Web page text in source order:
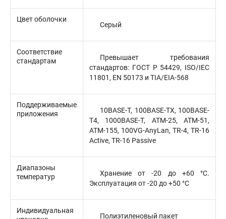
Цвет оболочки
Серый
Соответствие
стандартам
Превышает требования
стандартов: ГОСТ Р 54429, ISO/IEC
11801, EN 50173 и TIA/EIA-568
Поддерживаемые
приложения
10BASE-T, 100BASE-TX, 100BASE-
T4, 1000BASE-T, ATM-25, ATM-51,
ATM-155, 100VG-AnyLan, TR-4, TR-16
Active, TR-16 Passive
Диапазоны
температур
Хранение от -20 до +60 °C.
Эксплуатация от -20 до +50 °C
Индивидуальная
Полиэтиленовый пакет